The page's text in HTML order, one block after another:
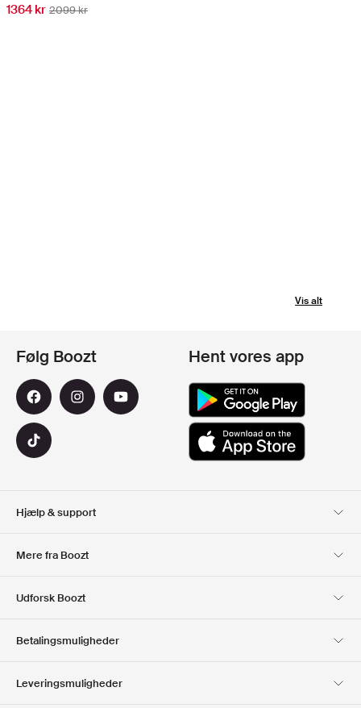
1364 kr 2099 kr
Vis alt
Hjælp & support
Mere fra Boozt
Club Boozt
Udforsk Boozt
Presse & udmærkelser
Følg Boozt Hent vores app
Betalingsmuligheder
Leveringsmuligheder